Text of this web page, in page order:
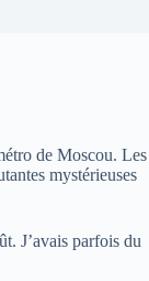
de Moscou. Les
mystérieuses
J’avais parfois du